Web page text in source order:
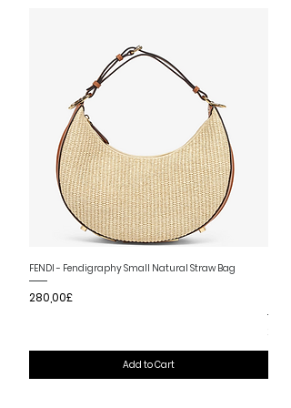
FENDI - Fendigraphy Small Natural Straw Bag
Price
280,00£
Add to Cart